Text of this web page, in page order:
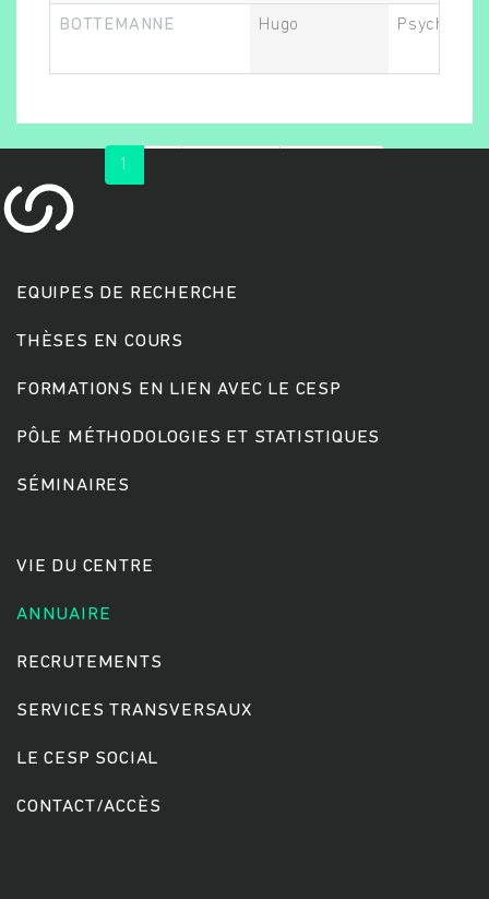
BOTTEMANNE Hugo Psychiatre
1
EQUIPES DE RECHERCHE
THÈSES EN COURS
FORMATIONS EN LIEN AVEC LE CESP
PÔLE MÉTHODOLOGIES ET STATISTIQUES
SÉMINAIRES
VIE DU CENTRE
ANNUAIRE
RECRUTEMENTS
SERVICES TRANSVERSAUX
LE CESP SOCIAL
CONTACT/ACCÈS